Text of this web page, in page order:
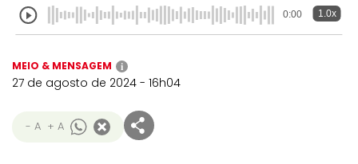
0:00 1.0x
MEIO & MENSAGEM i
27 de agosto de 2024 - 16h04
- A + A